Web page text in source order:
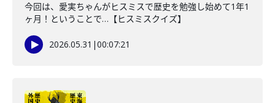
今回は、愛実ちゃんがヒスミスで歴史を勉強し始めて1年1
ヶ月！ということで…【ヒスミスクイズ】
2026.05.31 |00:07:21